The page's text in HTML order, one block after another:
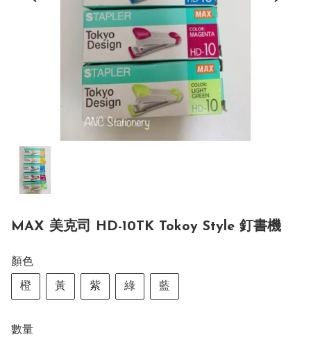
MAX 美克司 HD-10TK Tokoy Style 釘書機
顏色
橙 黃 紫 綠 藍
數量